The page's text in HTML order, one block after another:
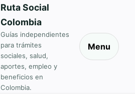
Ruta Social
Colombia
Guías independientes
para trámites
sociales, salud,
aportes, empleo y
beneficios en
Colombia.
Menu